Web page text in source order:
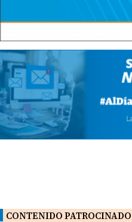
CONTENIDO PATROCINADO